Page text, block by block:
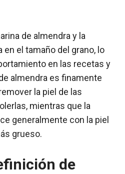
de almendra y la
en el tamaño del grano, lo
en las recetas y
almendra es finamente
la piel de las
mientras que la
generalmente con la piel
grueso.
de